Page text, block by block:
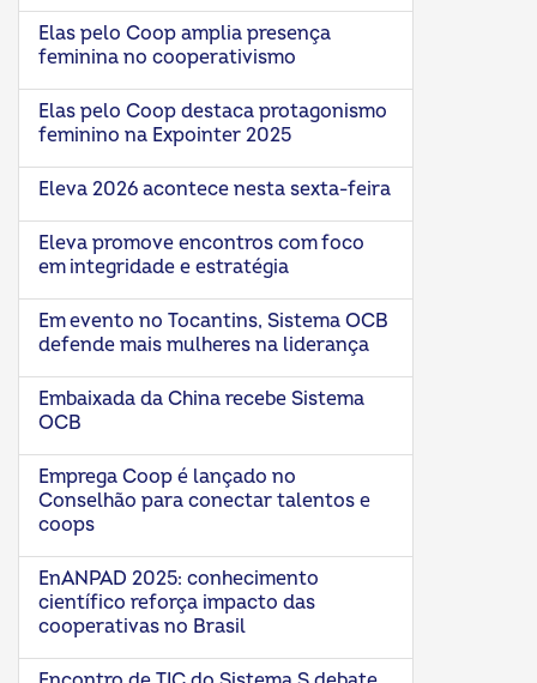
Elas pelo Coop amplia presença
feminina no cooperativismo
Elas pelo Coop destaca protagonismo
feminino na Expointer 2025
Eleva 2026 acontece nesta sexta-feira
Eleva promove encontros com foco
em integridade e estratégia
Em evento no Tocantins, Sistema OCB
defende mais mulheres na liderança
Embaixada da China recebe Sistema
OCB
Emprega Coop é lançado no
Conselhão para conectar talentos e
coops
EnANPAD 2025: conhecimento
científico reforça impacto das
cooperativas no Brasil